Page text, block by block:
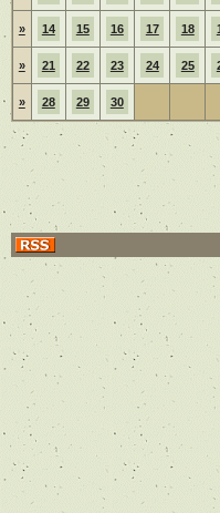
» 14 15 16 17 18
» 21 22 23 24 25
» 28 29 30